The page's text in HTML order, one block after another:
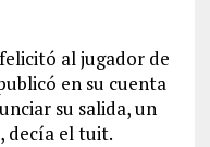
al jugador de
en su cuenta
su salida, un
decía el tuit.